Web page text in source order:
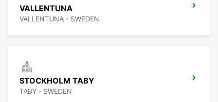
VALLENTUNA
VALLENTUNA - SWEDEN
STOCKHOLM TABY
TABY - SWEDEN